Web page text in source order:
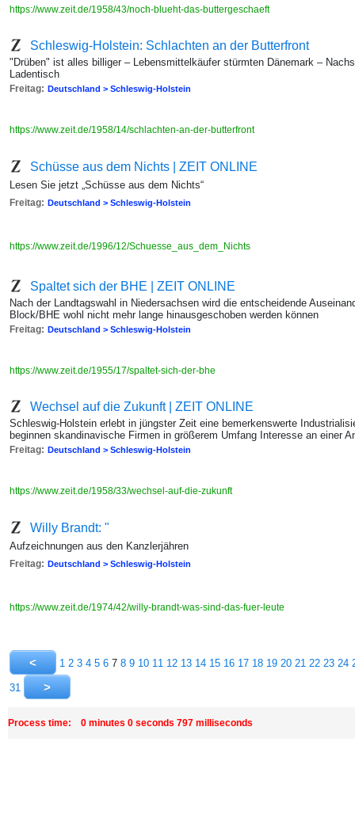
https://www.zeit.de/1958/43/noch-blueht-das-buttergeschaeft
Schleswig-Holstein: Schlachten an der Butterfront
"Drüben" ist alles billiger – Lebensmittelkäufer stürmten Dänemark –
Ladentisch
Freitag: Deutschland > Schleswig-Holstein
https://www.zeit.de/1958/14/schlachten-an-der-butterfront
Schüsse aus dem Nichts | ZEIT ONLINE
Lesen Sie jetzt „Schüsse aus dem Nichts“
Freitag: Deutschland > Schleswig-Holstein
https://www.zeit.de/1996/12/Schuesse_aus_dem_Nichts
Spaltet sich der BHE | ZEIT ONLINE
Nach der Landtagswahl in Niedersachsen wird die entscheidende
Block/BHE wohl nicht mehr lange hinausgeschoben werden können
Freitag: Deutschland > Schleswig-Holstein
https://www.zeit.de/1955/17/spaltet-sich-der-bhe
Wechsel auf die Zukunft | ZEIT ONLINE
Schleswig-Holstein erlebt in jüngster Zeit eine bemerkenswerte
beginnen skandinavische Firmen in größerem Umfang Interesse an einer
Freitag: Deutschland > Schleswig-Holstein
https://www.zeit.de/1958/33/wechsel-auf-die-zukunft
Willy Brandt: "
Aufzeichnungen aus den Kanzlerjähren
Freitag: Deutschland > Schleswig-Holstein
https://www.zeit.de/1974/42/willy-brandt-was-sind-das-fuer-leute
1 2 3 4 5 6 7 8 9 10 11 12 13 14 15 16 17 18 19 20 21 22 23 24
31
Process time: 0 minutes 0 seconds 797 milliseconds